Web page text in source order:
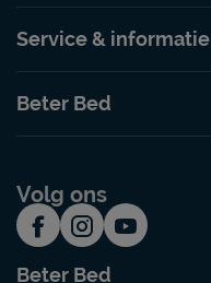
Service & informatie
Beter Bed
Volg ons
Beter Bed